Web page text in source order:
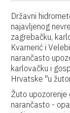
Državni
najavljenog
zagrebačku,
Kvarnerić i
narančasto
karlovačku i
Hrvatske "u
Žuto upozorenje
narančasto -